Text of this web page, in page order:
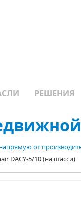
РЕШЕНИЯ
от
DACY-5/10 (на шасси)